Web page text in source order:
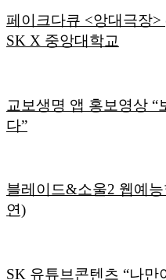
페이크다큐 <앙대극장
SK X 중앙대학교
교보생명 앱 홍보영상
다”
블레이드&소울2 웹예
연)
SK 유튜브콘텐츠 “나만